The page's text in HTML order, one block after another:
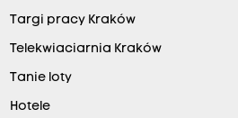
Targi pracy Kraków
Telekwiaciarnia Kraków
Tanie loty
Hotele